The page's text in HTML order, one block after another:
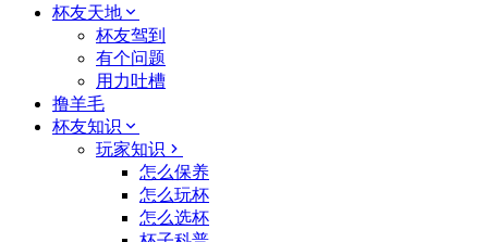
杯友天地
杯友驾到
有个问题
用力吐槽
撸羊毛
杯友知识
玩家知识
怎么保养
怎么玩杯
怎么选杯